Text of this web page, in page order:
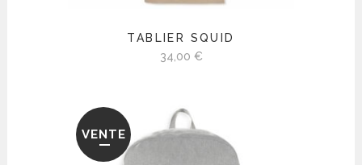
TABLIER SQUID
34,00 €
VENTE